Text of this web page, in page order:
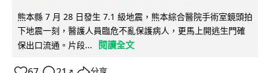
熊本縣 7 月 28 日發生 7.1 級地震，熊本綜合醫院手術室鏡頭拍
下地震一刻，醫護人員臨危不亂保護病人，更馬上開逃生門確
保出口流通。片段...
閱讀全文